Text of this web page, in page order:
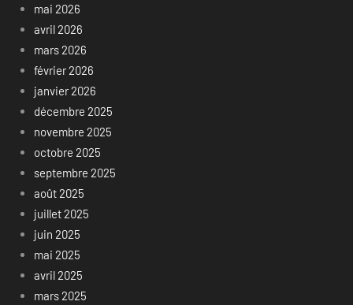
mai 2026
avril 2026
mars 2026
février 2026
janvier 2026
décembre 2025
novembre 2025
octobre 2025
septembre 2025
août 2025
juillet 2025
juin 2025
mai 2025
avril 2025
mars 2025